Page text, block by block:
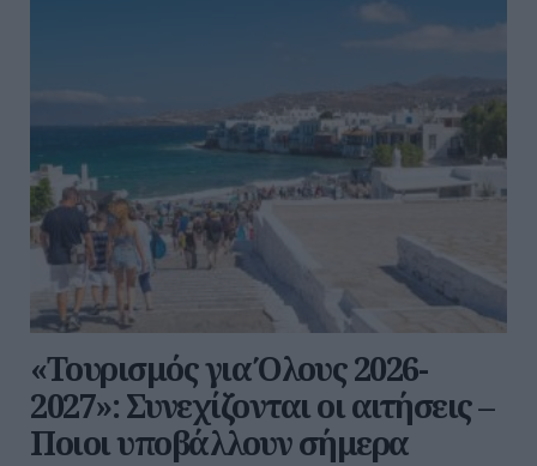
«Τουρισμός για Όλους 2026-
2027»: Συνεχίζονται οι αιτήσεις –
Ποιοι υποβάλλουν σήμερα